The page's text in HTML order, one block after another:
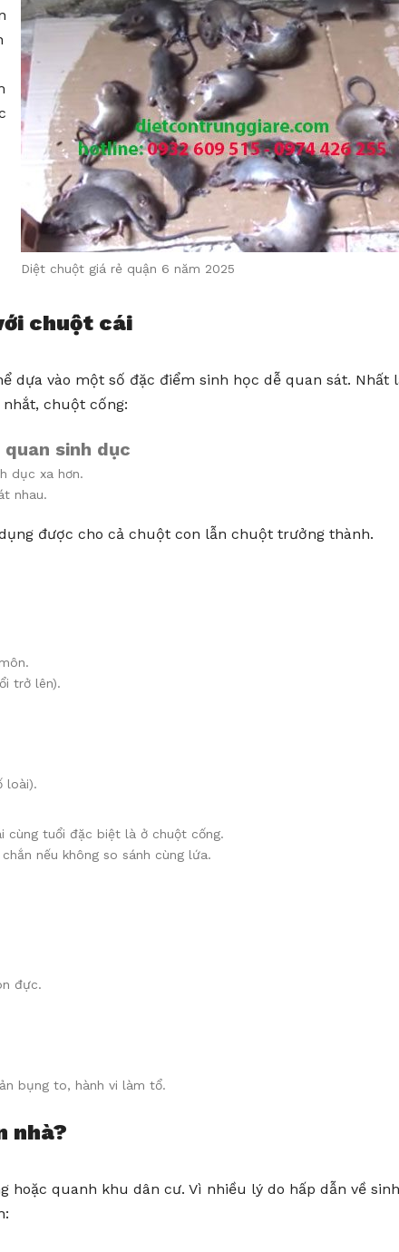
Diệt chuột giá rẻ quận 6 năm 2025
chuột cái
dựa vào một số đặc điểm sinh học dễ quan sát. Nhất
chuột cống:
sinh dục
dục xa hơn.
nhau.
được cho cả chuột con lẫn chuột trưởng thành.
trở lên).
loài).
cùng tuổi đặc biệt là ở chuột cống.
nếu không so sánh cùng lứa.
đực.
bụng to, hành vi làm tổ.
nhà?
hoặc quanh khu dân cư. Vì nhiều lý do hấp dẫn về sinh